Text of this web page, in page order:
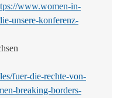
www.women-in-
unsere-konferenz-
fuer-die-rechte-von-
breaking-borders-